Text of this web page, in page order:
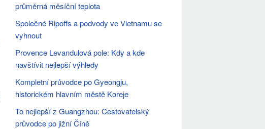
průměrná měsíční teplota
Společné Ripoffs a podvody ve Vietnamu se
vyhnout
Provence Levandulová pole: Kdy a kde
navštívit nejlepší výhledy
Kompletní průvodce po Gyeongju,
historickém hlavním městě Koreje
To nejlepší z Guangzhou: Cestovatelský
průvodce po jižní Číně